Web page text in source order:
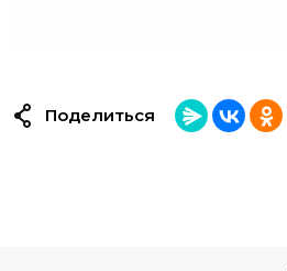
Поделиться